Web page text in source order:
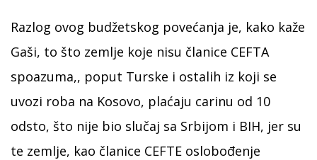
Razlog ovog budžetskog povećanja je, kako kaže
Gaši, to što zemlje koje nisu članice CEFTA
spoazuma,, poput Turske i ostalih iz koji se
uvozi roba na Kosovo, plaćaju carinu od 10
odsto, što nije bio slučaj sa Srbijom i BIH, jer su
te zemlje, kao članice CEFTE oslobođenje